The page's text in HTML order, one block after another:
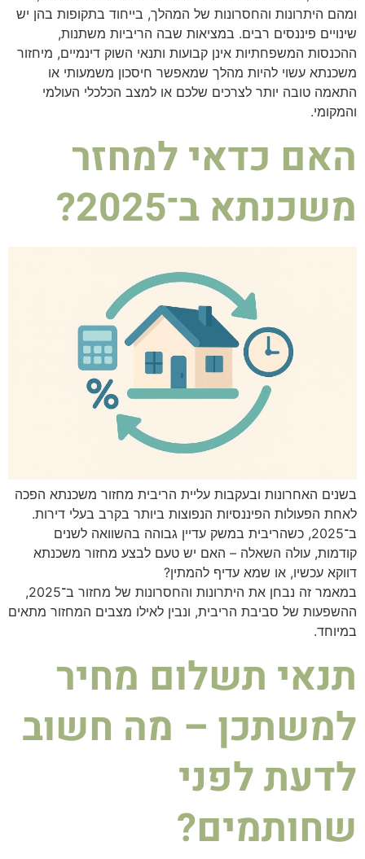
ומהם היתרונות והחסרונות של המהלך, בייחוד בתקופות בהן יש
שינויים פיננסים רבים. במציאות שבה הריביות משתנות,
ההכנסות המשפחתיות אינן קבועות ותנאי השוק דינמיים, מיחזור
משכנתא עשוי להיות מהלך שמאפשר חיסכון משמעותי או
התאמה טובה יותר לצרכים שלכם או למצב הכלכלי העולמי
והמקומי.
האם כדאי למחזר
משכנתא ב־2025?
בשנים האחרונות ובעקבות עליית הריבית מחזור משכנתא הפכה
לאחת הפעולות הפיננסיות הנפוצות ביותר בקרב בעלי דירות.
ב־2025, כשהריבית במשק עדיין גבוהה בהשוואה לשנים
קודמות, עולה השאלה – האם יש טעם לבצע מחזור משכנתא
דווקא עכשיו, או שמא עדיף להמתין?
במאמר זה נבחן את היתרונות והחסרונות של מחזור ב־2025,
ההשפעות של סביבת הריבית, ונבין לאילו מצבים המחזור מתאים
במיוחד.
תנאי תשלום מחיר
למשתכן – מה חשוב
לדעת לפני
שחותמים?